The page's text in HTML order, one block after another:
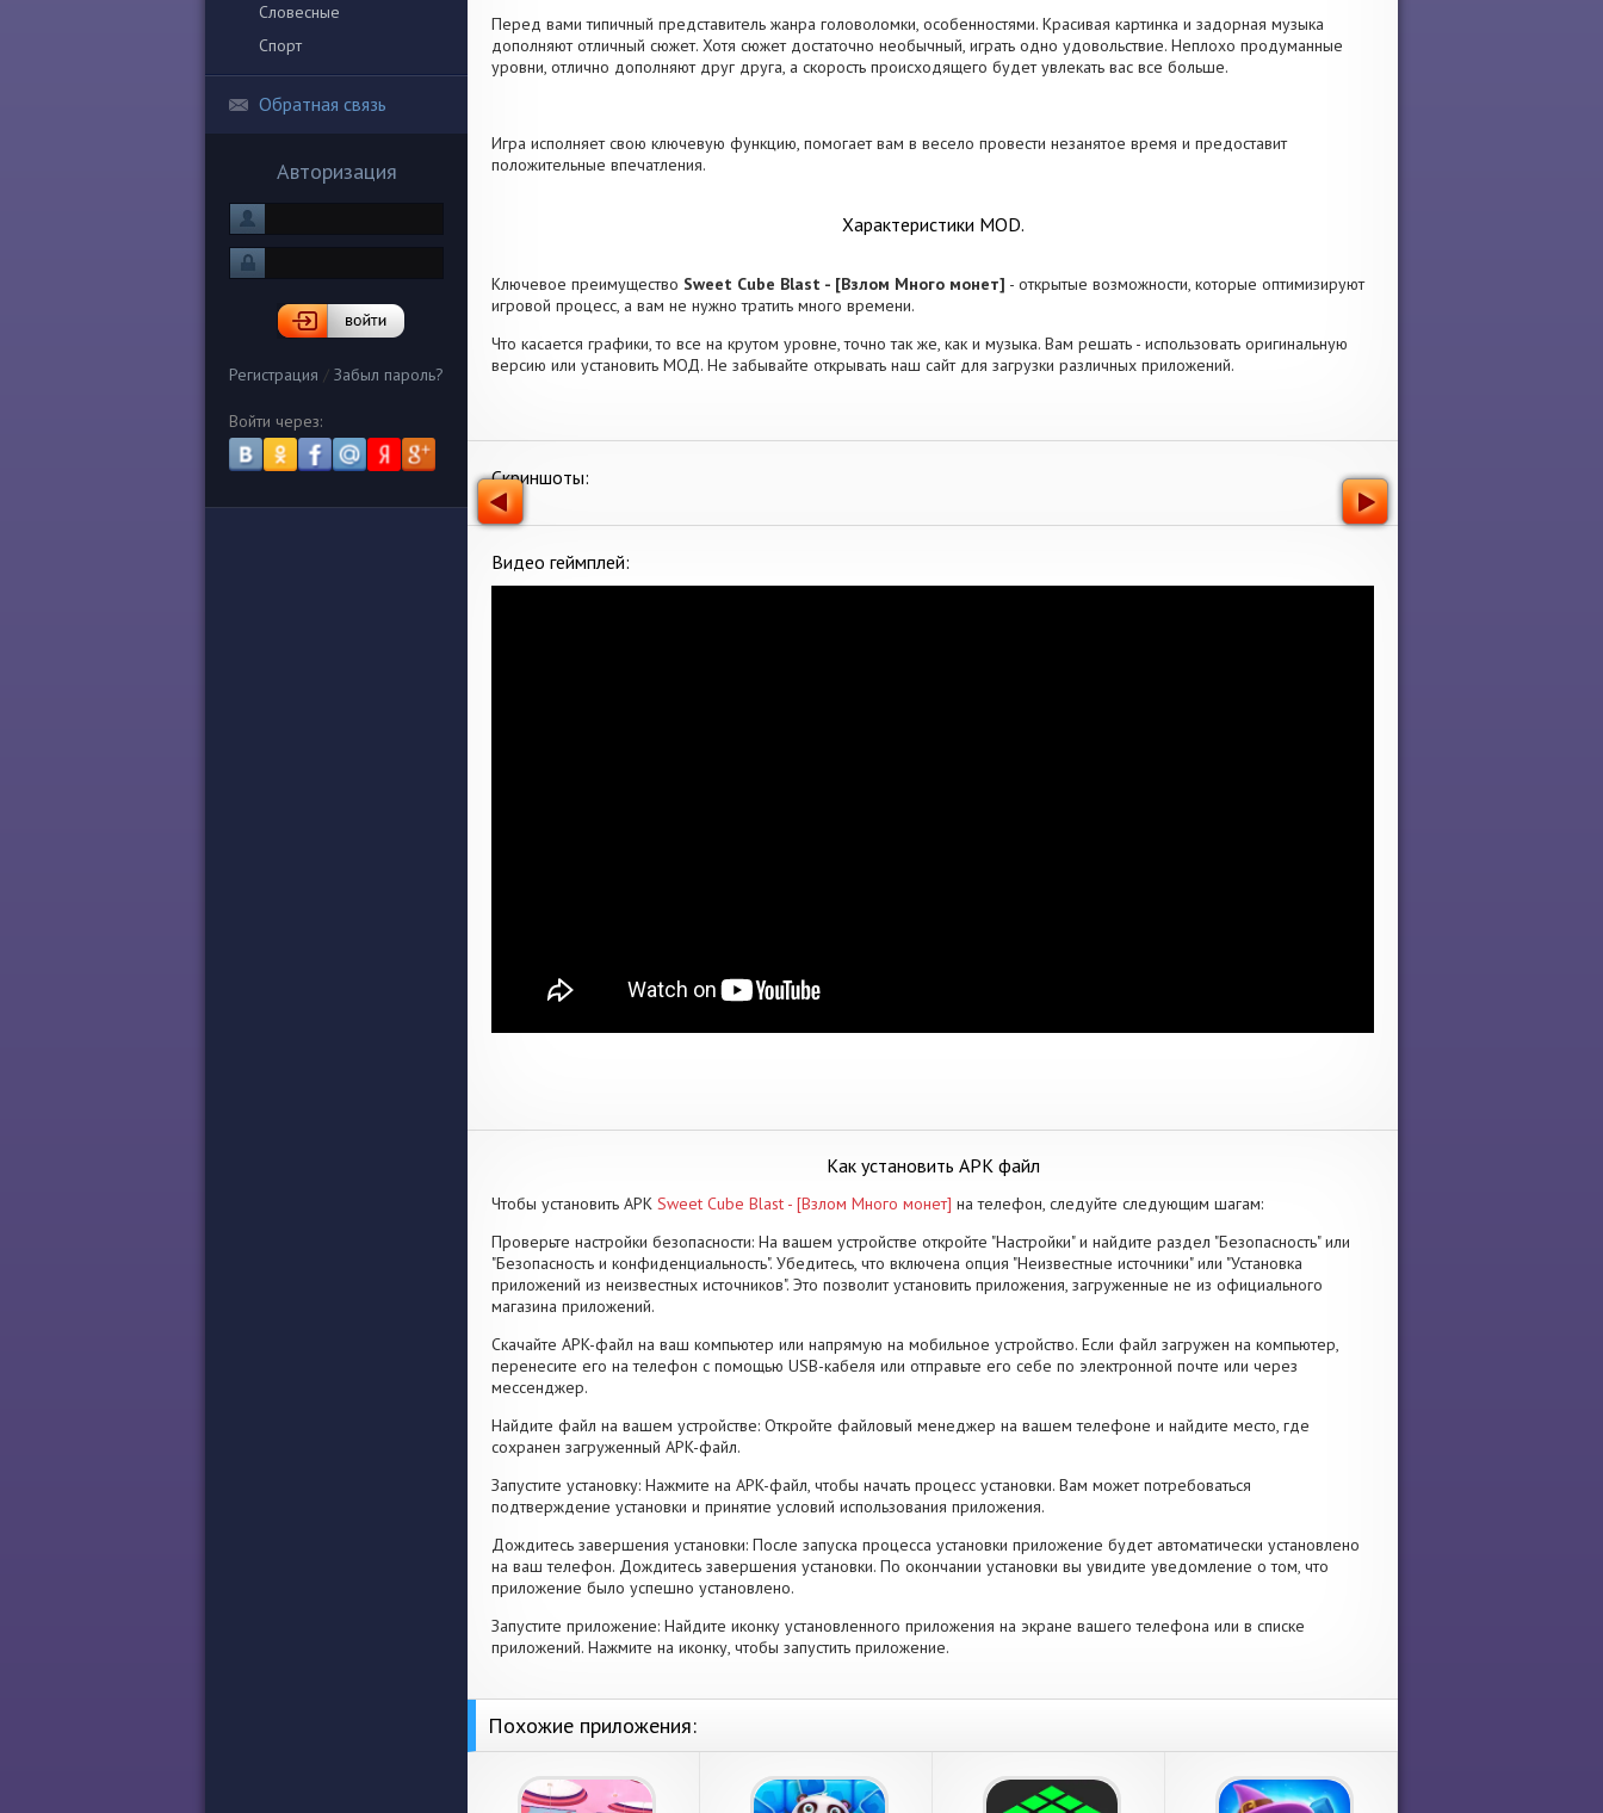
Словесные
Спорт
Обратная связь
Авторизация
Регистрация / Забыл пароль?
Войти через:
Перед вами типичный представитель жанра головоломки, особенностями. Красивая картинка и задорная музыка
дополняют отличный сюжет. Хотя сюжет достаточно необычный, играть одно удовольствие. Неплохо продуманные
уровни, отлично дополняют друг друга, а скорость происходящего будет увлекать вас все больше.
Игра исполняет свою ключевую функцию, помогает вам в весело провести незанятое время и предоставит
положительные впечатления.
Характеристики MOD.
Ключевое преимущество Sweet Cube Blast - [Взлом Много монет] - открытые возможности, которые оптимизируют
игровой процесс, а вам не нужно тратить много времени.
Что касается графики, то все на крутом уровне, точно так же, как и музыка. Вам решать - использовать оригинальную
версию или установить МОД. Не забывайте открывать наш сайт для загрузки различных приложений.
Скриншоты:
Видео геймплей:
Как установить APK файл
Чтобы установить APK Sweet Cube Blast - [Взлом Много монет] на телефон, следуйте следующим шагам:
Проверьте настройки безопасности: На вашем устройстве откройте "Настройки" и найдите раздел "Безопасность" или
"Безопасность и конфиденциальность". Убедитесь, что включена опция "Неизвестные источники" или "Установка
приложений из неизвестных источников". Это позволит установить приложения, загруженные не из официального
магазина приложений.
Скачайте APK-файл на ваш компьютер или напрямую на мобильное устройство. Если файл загружен на компьютер,
перенесите его на телефон с помощью USB-кабеля или отправьте его себе по электронной почте или через
мессенджер.
Найдите файл на вашем устройстве: Откройте файловый менеджер на вашем телефоне и найдите место, где
сохранен загруженный APK-файл.
Запустите установку: Нажмите на APK-файл, чтобы начать процесс установки. Вам может потребоваться
подтверждение установки и принятие условий использования приложения.
Дождитесь завершения установки: После запуска процесса установки приложение будет автоматически установлено
на ваш телефон. Дождитесь завершения установки. По окончании установки вы увидите уведомление о том, что
приложение было успешно установлено.
Запустите приложение: Найдите иконку установленного приложения на экране вашего телефона или в списке
приложений. Нажмите на иконку, чтобы запустить приложение.
Похожие приложения: